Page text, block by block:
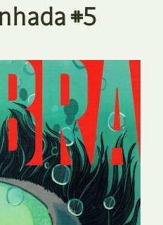
#5